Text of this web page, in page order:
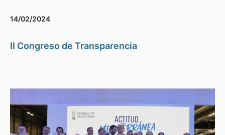
14/02/2024
II Congreso de Transparencia